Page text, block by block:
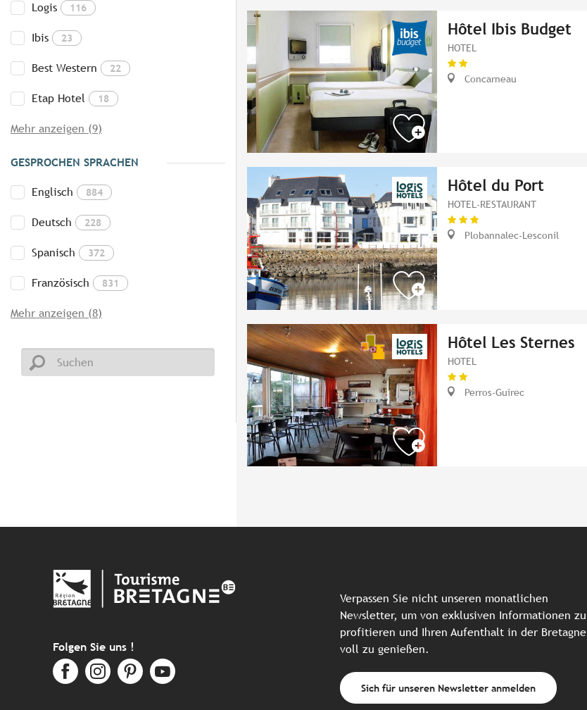
Logis 116
Ibis 23
Best Western 22
Etap Hotel 18
Mehr anzeigen (9)
GESPROCHEN SPRACHEN
Englisch 884
Deutsch 228
Spanisch 372
Französisch 831
Mehr anzeigen (8)
Hôtel Ibis Budget
HOTEL
Concarneau
Hôtel du Port
HOTEL-RESTAURANT
Plobannalec-Lesconil
Hôtel Les Sternes
HOTEL
Perros-Guirec
Folgen Sie uns !
Verpassen Sie nicht unseren monatlichen
Newsletter, um von exklusiven Informationen zu
profitieren und Ihren Aufenthalt in der Bretagne
voll zu genießen.
Sich für unseren Newsletter anmelden